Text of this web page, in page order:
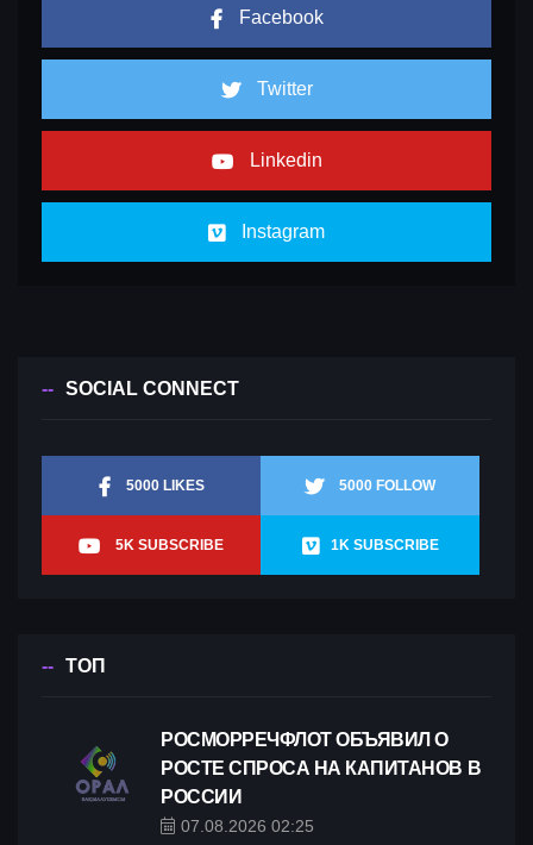
Facebook
Twitter
Linkedin
Instagram
SOCIAL CONNECT
5000 LIKES 5000 FOLLOW
5K SUBSCRIBE 1K SUBSCRIBE
ТОП
РОСМОРРЕЧФЛОТ ОБЪЯВИЛ О
РОСТЕ СПРОСА НА КАПИТАНОВ В
РОССИИ
07.08.2026 02:25